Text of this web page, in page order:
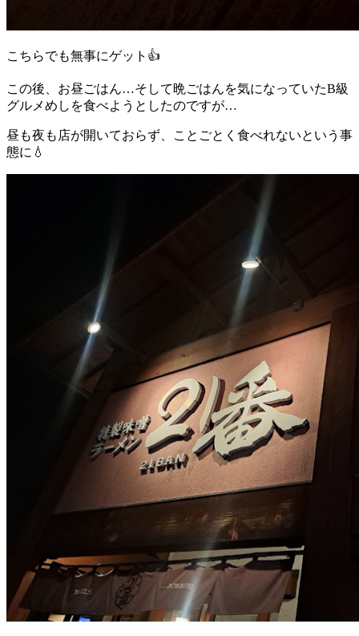
こちらでも無事にゲット👍️
この後、お昼ごはん…そして晩ごはんを気になっていたB級
グルメめしを食べようとしたのですが…
昼も夜も店が開いておらず、ことごとく食べれないという事
態に💧